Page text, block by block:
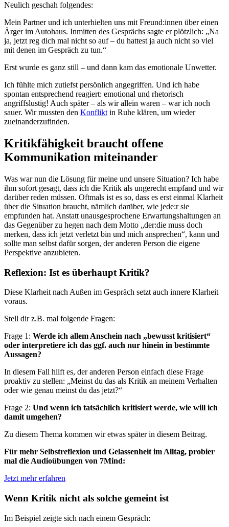
Neulich geschah folgendes:
Mein Partner und ich unterhielten uns mit Freund:innen über einen
Ärger im Autohaus. Inmitten des Gesprächs sagte er plötzlich: „Na
ja, jetzt reg dich mal nicht so auf – du hattest ja auch nicht so viel
mit denen im Gespräch zu tun.“
Erst wurde es ganz still – und dann kam das emotionale Unwetter.
Ich fühlte mich zutiefst persönlich angegriffen. Und ich habe
spontan entsprechend reagiert: emotional und rhetorisch
angriffslustig! Auch später – als wir allein waren – war ich noch
sauer. Wir mussten den Konflikt in Ruhe klären, um wieder
zueinanderzufinden.
Kritikfähigkeit braucht offene
Kommunikation miteinander
Was war nun die Lösung für meine und unsere Situation? Ich habe
ihm sofort gesagt, dass ich die Kritik als ungerecht empfand und wir
darüber reden müssen. Oftmals ist es so, dass es erst einmal Klarheit
über die Situation braucht, nämlich darüber, wie jede:r sie
empfunden hat. Anstatt unausgesprochene Erwartungshaltungen an
das Gegenüber zu hegen nach dem Motto „der:die muss doch
merken, dass ich jetzt verletzt bin und mich ansprechen“, kann und
sollte man selbst dafür sorgen, der anderen Person die eigene
Perspektive anzubieten.
Reflexion: Ist es überhaupt Kritik?
Diese Klarheit nach Außen im Gespräch setzt auch innere Klarheit
voraus.
Stell dir z.B. mal folgende Fragen:
Frage 1: Werde ich allem Anschein nach „bewusst kritisiert“
oder interpretiere ich das ggf. auch nur hinein in bestimmte
Aussagen?
In diesem Fall hilft es, der anderen Person einfach diese Frage
proaktiv zu stellen: „Meinst du das als Kritik an meinem Verhalten
oder wie genau meinst du das jetzt?“
Frage 2: Und wenn ich tatsächlich kritisiert werde, wie will ich
damit umgehen?
Zu diesem Thema kommen wir etwas später in diesem Beitrag.
Für mehr Selbstreflexion und Gelassenheit im Alltag, probier
mal die Audioübungen von 7Mind:
Jetzt mehr erfahren
Wenn Kritik nicht als solche gemeint ist
Im Beispiel zeigte sich nach einem Gespräch: